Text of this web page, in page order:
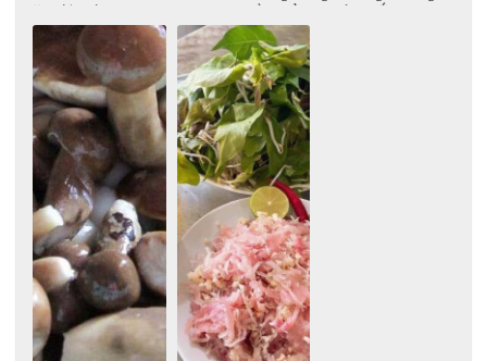
ăn độc đáo dân dã miền biển nước mắm sau